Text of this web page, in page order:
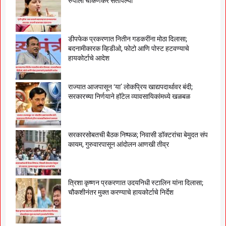
डीपफेक प्रकरणात नितीन गडकरींना मोठा दिलासा;
बदनामीकारक व्हिडीओ, फोटो आणि पोस्ट हटवण्याचे
हायकोर्टाचे आदेश
राज्यात आजपासून ‘या’ लोकप्रिय खाद्यपदार्थावर बंदी;
सरकारच्या निर्णयाने हॉटेल व्यावसायिकांमध्ये खळबळ
सरकारसोबतची बैठक निष्फळ; निवासी डॉक्टरांचा बेमुदत संप
कायम, गुरुवारपासून आंदोलन आणखी तीव्र
त्रिशा कृष्णन प्रकरणात उदयनिधी स्टालिन यांना दिलासा;
चौकशीनंतर मुक्त करण्याचे हायकोर्टाचे निर्देश